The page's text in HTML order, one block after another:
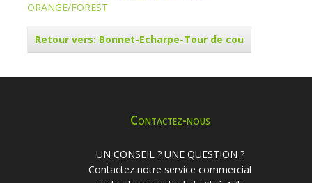
ORANGE/FOREST
Retour vers: Bonnet-Echarpe-Tour de cou
Contactez-nous
UN CONSEIL ? UNE QUESTION ?
Contactez notre service commercial